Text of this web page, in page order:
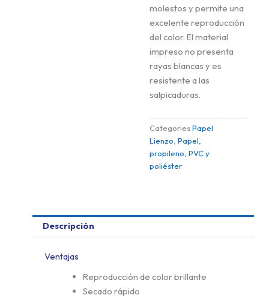
molestos y permite una
excelente reproducción
del color. El material
impreso no presenta
rayas blancas y es
resistente a las
salpicaduras.
Categories Papel
Lienzo Papel,
propileno, PVC y
poliéster
Descripción
Ventajas
Reproducción de color brillante
Secado rápido